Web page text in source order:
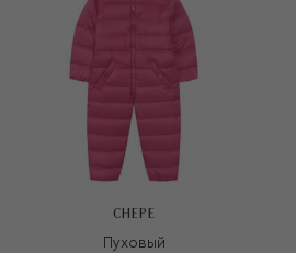
CHEPE
Пуховый